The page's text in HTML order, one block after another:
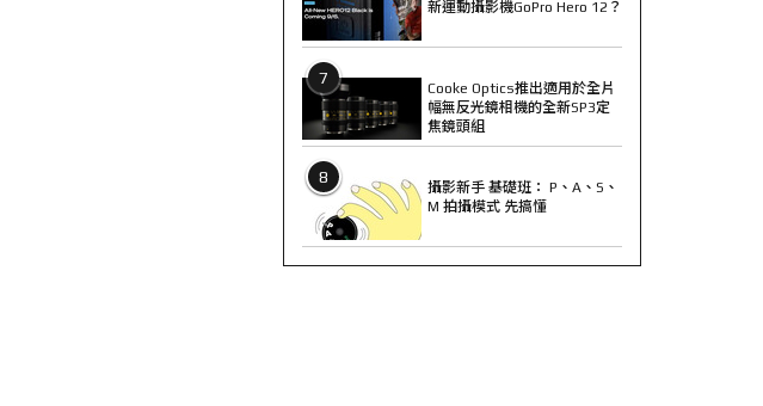
新運動攝影機GoPro Hero 12？
7
Cooke Optics推出適用於全片
幅無反光鏡相機的全新SP3定
焦鏡頭組
8
攝影新手 基礎班： P、A、S、
M 拍攝模式 先搞懂